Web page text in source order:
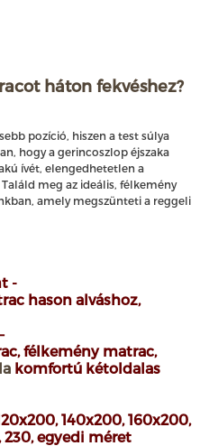
háton fekvéshez?
pozíció, hiszen a test súlya
hogy a gerincoszlop éjszaka
ívét, elengedhetetlen a
meg az ideális, félkemény
amely megszünteti a reggeli
-
hason alváshoz,
félkemény matrac,
komfortú kétoldalas
, 140x200, 160x200,
230, egyedi méret